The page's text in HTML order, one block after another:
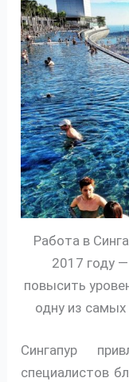
Работа в
2017 году
повысить
одну из
Сингапур
специалистов